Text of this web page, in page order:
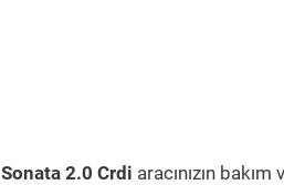
2.0 Crdi aracınızın bakım